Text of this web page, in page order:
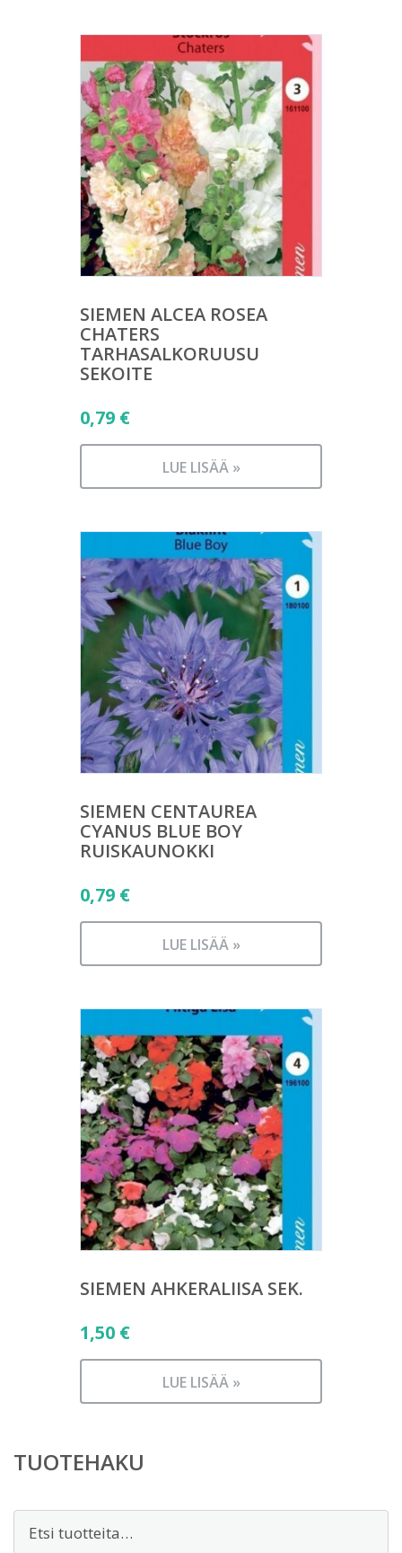
SIEMEN ALCEA ROSEA
CHATERS
TARHASALKORUUSU
SEKOITE
0,79 €
LUE LISÄÄ »
SIEMEN CENTAUREA
CYANUS BLUE BOY
RUISKAUNOKKI
0,79 €
LUE LISÄÄ »
SIEMEN AHKERALIISA SEK.
1,50 €
LUE LISÄÄ »
TUOTEHAKU